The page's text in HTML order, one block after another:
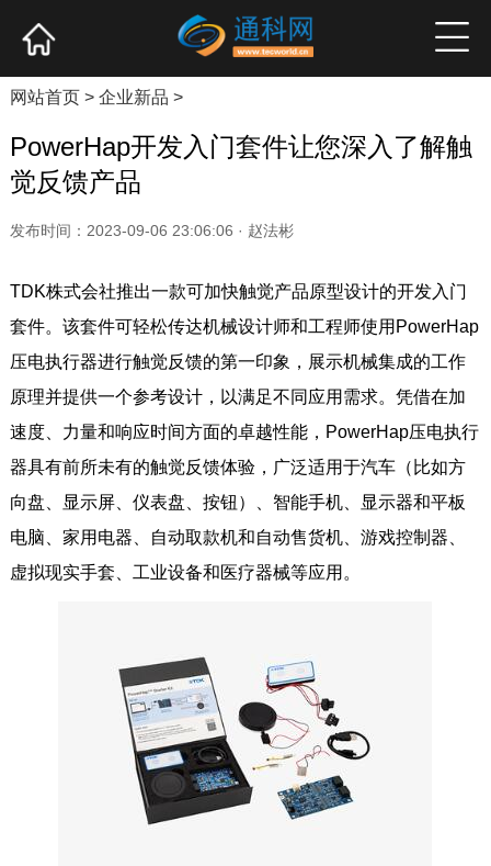
产业资讯 企业新品 高端访谈
网站首页> 企业新品 >
PowerHap开发入门套件让您深入了解触
觉反馈产品
发布时间：2023-09-06 23:06:06 · 赵法彬
TDK株式会社推出一款可加快触觉产品原型设计的开发入门
套件。该套件可轻松传达机械设计师和工程师使用PowerHap
压电执行器进行触觉反馈的第一印象，展示机械集成的工作
原理并提供一个参考设计，以满足不同应用需求。凭借在加
速度、力量和响应时间方面的卓越性能，PowerHap压电执行
器具有前所未有的触觉反馈体验，广泛适用于汽车（比如方
向盘、显示屏、仪表盘、按钮）、智能手机、显示器和平板
电脑、家用电器、自动取款机和自动售货机、游戏控制器、
虚拟现实手套、工业设备和医疗器械等应用。